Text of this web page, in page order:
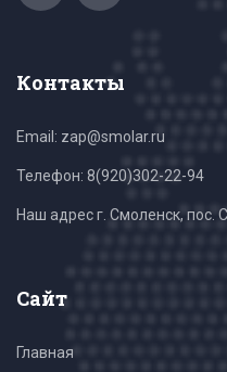
Контакты
Email: zap@smolar.ru
Телефон: 8(920)302-22-94
Наш адрес г. Смоленск, пос.
Сайт
Главная